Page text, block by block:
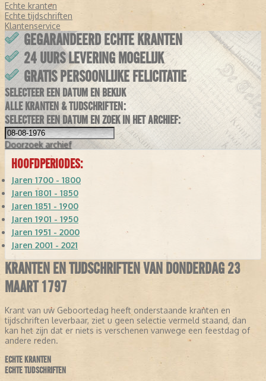
Echte kranten
Echte tijdschriften
Klantenservice
GEGARANDEERD ECHTE KRANTEN
24 UURS LEVERING MOGELIJK
GRATIS PERSOONLIJKE FELICITATIE
SELECTEER EEN DATUM EN BEKIJK
ALLE KRANTEN & TIJDSCHRIFTEN:
SELECTEER EEN DATUM EN ZOEK IN HET ARCHIEF:
Doorzoek archief
HOOFDPERIODES:
Jaren 1700 - 1800
Jaren 1801 - 1850
Jaren 1851 - 1900
Jaren 1901 - 1950
Jaren 1951 - 2000
Jaren 2001 - 2021
KRANTEN EN TIJDSCHRIFTEN VAN DONDERDAG 23
MAART 1797
Krant van uw Geboortedag heeft onderstaande kranten en
tijdschriften leverbaar, ziet u geen selectie vermeld staand, dan
kan het zijn dat er niets is verschenen vanwege een feestdag of
andere reden.
ECHTE KRANTEN
ECHTE TIJDSCHRIFTEN